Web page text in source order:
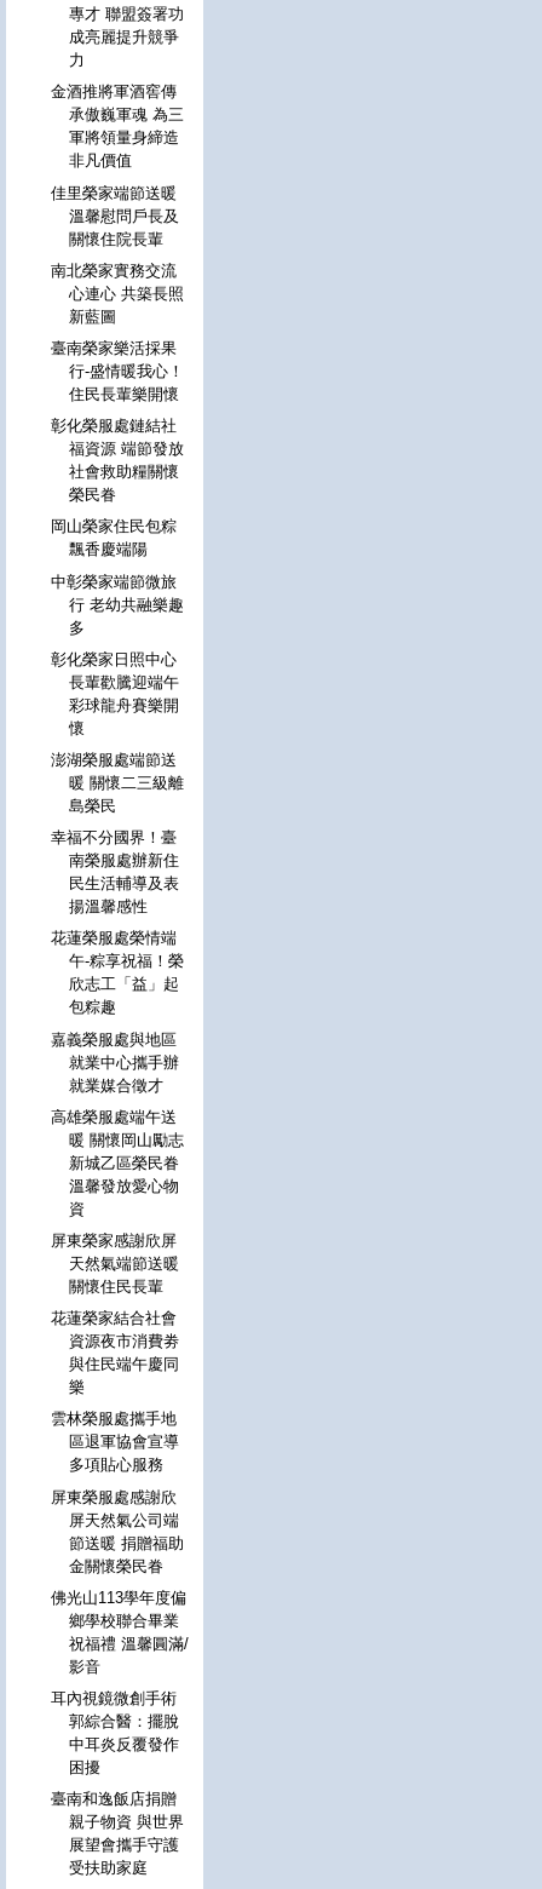
專才 聯盟簽署功
成亮麗提升競爭
力
金酒推將軍酒窖傳
承傲巍軍魂 為三
軍將領量身締造
非凡價值
佳里榮家端節送暖
溫馨慰問戶長及
關懷住院長輩
南北榮家實務交流
心連心 共築長照
新藍圖
臺南榮家樂活採果
行-盛情暖我心！
住民長輩樂開懷
彰化榮服處鏈結社
福資源 端節發放
社會救助糧關懷
榮民眷
岡山榮家住民包粽
飄香慶端陽
中彰榮家端節微旅
行 老幼共融樂趣
多
彰化榮家日照中心
長輩歡騰迎端午
彩球龍舟賽樂開
懷
澎湖榮服處端節送
暖 關懷二三級離
島榮民
幸福不分國界！臺
南榮服處辦新住
民生活輔導及表
揚溫馨感性
花蓮榮服處榮情端
午-粽享祝福！榮
欣志工「益」起
包粽趣
嘉義榮服處與地區
就業中心攜手辦
就業媒合徵才
高雄榮服處端午送
暖 關懷岡山勵志
新城乙區榮民眷
溫馨發放愛心物
資
屏東榮家感謝欣屏
天然氣端節送暖
關懷住民長輩
花蓮榮家結合社會
資源夜市消費劵
與住民端午慶同
樂
雲林榮服處攜手地
區退軍協會宣導
多項貼心服務
屏東榮服處感謝欣
屏天然氣公司端
節送暖 捐贈福助
金關懷榮民眷
佛光山113學年度偏
鄉學校聯合畢業
祝福禮 溫馨圓滿/
影音
耳內視鏡微創手術
郭綜合醫：擺脫
中耳炎反覆發作
困擾
臺南和逸飯店捐贈
親子物資 與世界
展望會攜手守護
受扶助家庭